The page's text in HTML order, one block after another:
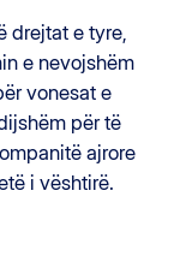
drejtat e tyre,
e nevojshëm
vonesat e
për të
ajrore
i vështirë.